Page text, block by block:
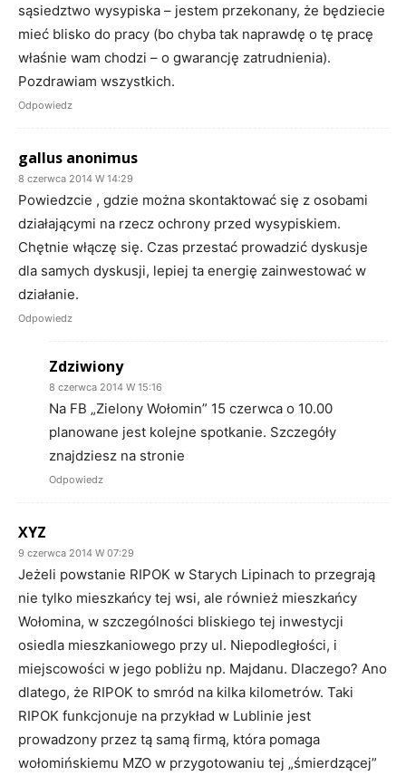
sąsiedztwo wysypiska – jestem przekonany, że będziecie
mieć blisko do pracy (bo chyba tak naprawdę o tę pracę
właśnie wam chodzi – o gwarancję zatrudnienia).
Pozdrawiam wszystkich.
Odpowiedz
gallus anonimus
8 czerwca 2014 W 14:29
Powiedzcie , gdzie można skontaktować się z osobami
działającymi na rzecz ochrony przed wysypiskiem.
Chętnie włączę się. Czas przestać prowadzić dyskusje
dla samych dyskusji, lepiej ta energię zainwestować w
działanie.
Odpowiedz
Zdziwiony
8 czerwca 2014 W 15:16
Na FB „Zielony Wołomin” 15 czerwca o 10.00
planowane jest kolejne spotkanie. Szczegóły
znajdziesz na stronie
Odpowiedz
XYZ
9 czerwca 2014 W 07:29
Jeżeli powstanie RIPOK w Starych Lipinach to przegrają
nie tylko mieszkańcy tej wsi, ale również mieszkańcy
Wołomina, w szczególności bliskiego tej inwestycji
osiedla mieszkaniowego przy ul. Niepodległości, i
miejscowości w jego pobliżu np. Majdanu. Dlaczego? Ano
dlatego, że RIPOK to smród na kilka kilometrów. Taki
RIPOK funkcjonuje na przykład w Lublinie jest
prowadzony przez tą samą firmą, która pomaga
wołomińskiemu MZO w przygotowaniu tej „śmierdzącej”